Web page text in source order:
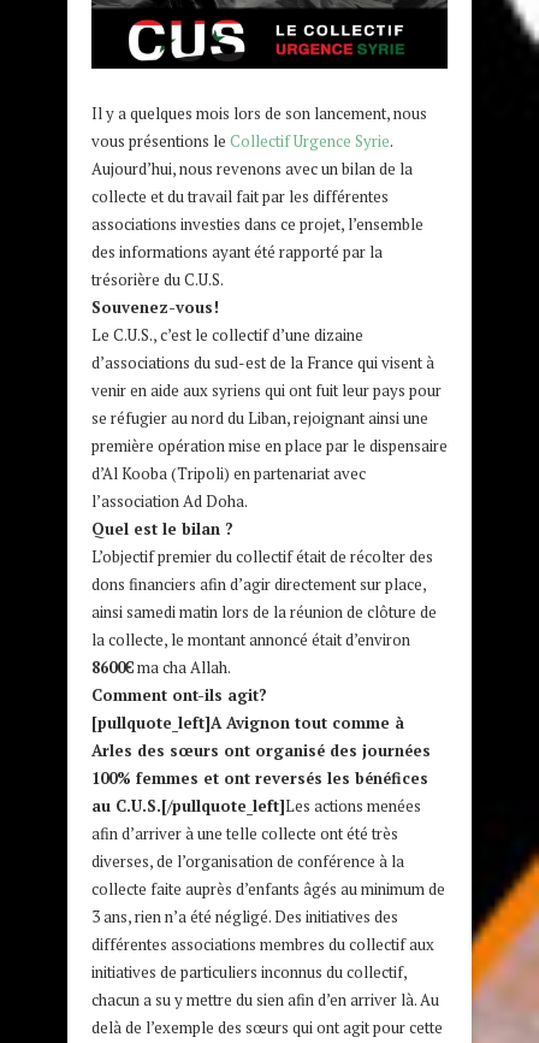
Il y a quelques mois lors de son lancement, nous
vous présentions le Collectif Urgence Syrie.
Aujourd’hui, nous revenons avec un bilan de la
collecte et du travail fait par les différentes
associations investies dans ce projet, l’ensemble
des informations ayant été rapporté par la
trésorière du C.U.S.
Souvenez-vous!
Le C.U.S., c’est le collectif d’une dizaine
d’associations du sud-est de la France qui visent à
venir en aide aux syriens qui ont fuit leur pays pour
se réfugier au nord du Liban, rejoignant ainsi une
première opération mise en place par le dispensaire
d’Al Kooba (Tripoli) en partenariat avec
l’association Ad Doha.
Quel est le bilan ?
L’objectif premier du collectif était de récolter des
dons financiers afin d’agir directement sur place,
ainsi samedi matin lors de la réunion de clôture de
la collecte, le montant annoncé était d’environ
8600€ma cha Allah.
Comment ont-ils agit?
[pullquote_left]A Avignon tout comme à
Arles des sœurs ont organisé des journées
100% femmes et ont reversés les bénéfices
au C.U.S.[/pullquote_left]Les actions menées
afin d’arriver à une telle collecte ont été très
diverses, de l’organisation de conférence à la
collecte faite auprès d’enfants âgés au minimum de
3 ans, rien n’a été négligé. Des initiatives des
différentes associations membres du collectif aux
initiatives de particuliers inconnus du collectif,
chacun a su y mettre du sien afin d’en arriver là. Au
delà de l’exemple des sœurs qui ont agit pour cette